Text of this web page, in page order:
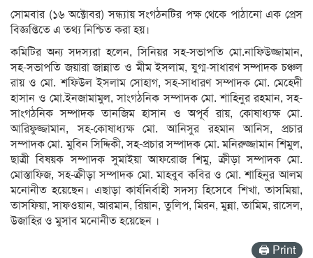
সোমবার (১৬ অক্টোবর) সন্ধ্যায় সংগঠনটির পক্ষ থেকে পাঠানো এক প্রেস
বিজ্ঞপ্তিতে এ তথ্য নিশ্চিত করা হয়।
কমিটির অন্য সদস্যরা হলেন, সিনিয়র সহ-সভাপতি মো.নাফিউজ্জামান,
সহ-সভাপতি জয়ারা জান্নাত ও মীম ইসলাম, যুগ্ম-সাধারণ সম্পাদক চঞ্চল
রায় ও মো. শফিউল ইসলাম সোহাগ, সহ-সাধারণ সম্পাদক মো. মেহেদী
হাসান ও মো.ইনজামামুল, সাংগঠনিক সম্পাদক মো. শাহিনুর রহমান, সহ-
সাংগঠনিক সম্পাদক তানজিম হাসান ও অপূর্ব রায়, কোষাধ্যক্ষ মো.
আরিফুজ্জামান, সহ-কোষাধ্যক্ষ মো. আনিসুর রহমান আনিস, প্রচার
সম্পাদক মো. মুবিন সিদ্দিকী, সহ-প্রচার সম্পাদক মো. মনিরুজ্জামান শিমুল,
ছাত্রী বিষয়ক সম্পাদক সুমাইয়া আফরোজ শিমু, ক্রীড়া সম্পাদক মো.
মোস্তাফিজ, সহ-ক্রীড়া সম্পাদক মো. মাহবুব কবির ও মো. শাহিনুর আলম
মনোনীত হয়েছেন। এছাড়া কার্যনির্বাহী সদস্য হিসেবে শিখা, তাসমিয়া,
তাসফিয়া, সাফওয়ান, আরমান, রিয়ান, তুলিপ, মিরন, মুন্না, তামিম, রাসেল,
উজাহির ও মুসাব মনোনীত হয়েছেন ।
🖨 Print